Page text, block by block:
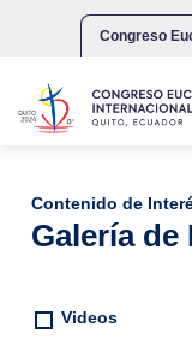
Congreso
Contenido de
Galería de
Videos